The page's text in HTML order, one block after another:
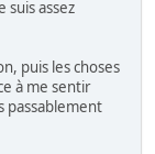
suis assez
puis les choses
à me sentir
passablement